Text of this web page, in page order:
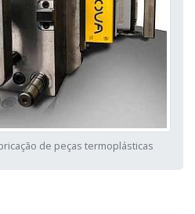
de peças termoplásticas